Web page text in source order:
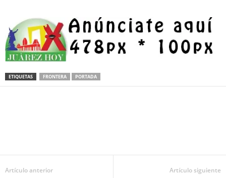
ETIQUETAS FRONTERA PORTADA
Artículo anterior Artículo siguiente